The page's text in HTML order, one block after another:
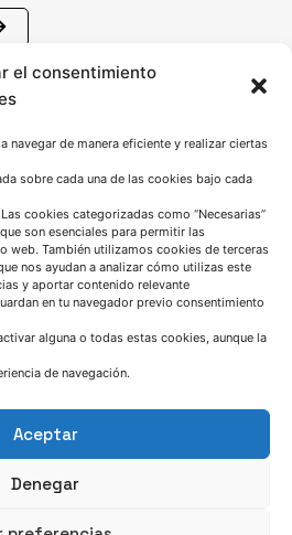
el consentimiento
navegar de manera eficiente y realizar ciertas
sobre cada una de las cookies bajo cada
cookies categorizadas como “Necesarias”
son esenciales para permitir las
web. También utilizamos cookies de terceras
nos ayudan a analizar cómo utilizas este
y aportar contenido relevante
en tu navegador previo consentimiento
alguna o todas estas cookies, aunque la
de navegación.
Aceptar
Denegar